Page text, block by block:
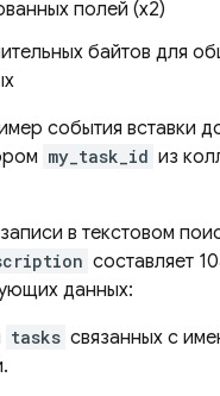
полей (x2)
байтов для
события вставки
my_task_id из
в текстовом
составляет
данных:
tasks связанных с